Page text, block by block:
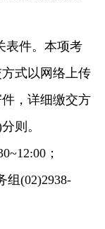
表件。本项考
式以网络上传
，详细缴交方
则。
；
组(02)2938-